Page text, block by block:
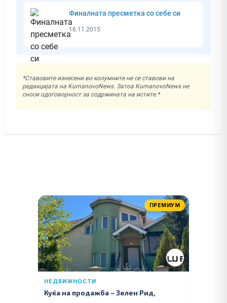
Финалната пресметка со себе си
16.11.2015
*Ставовите изнесени во колумните не се ставови на
редакцијата на KumanovoNews. Затоа KumanovoNews не
сноси одоговорност за содржината на истите.*
ПРЕМИУМ
НЕДВИЖНОСТИ
Куќа на продажба – Зелeн Рид,